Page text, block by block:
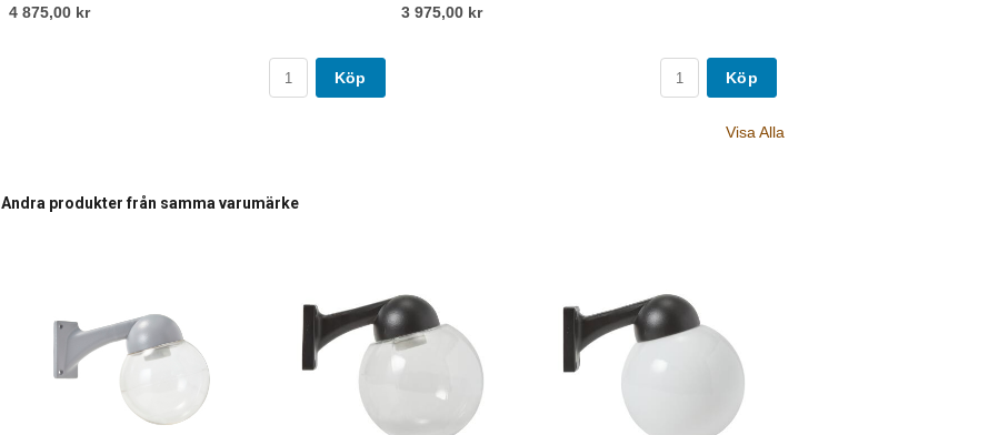
4 875,00 kr
Köp
3 975,00 kr
Köp
Visa Alla
Andra produkter från samma varumärke